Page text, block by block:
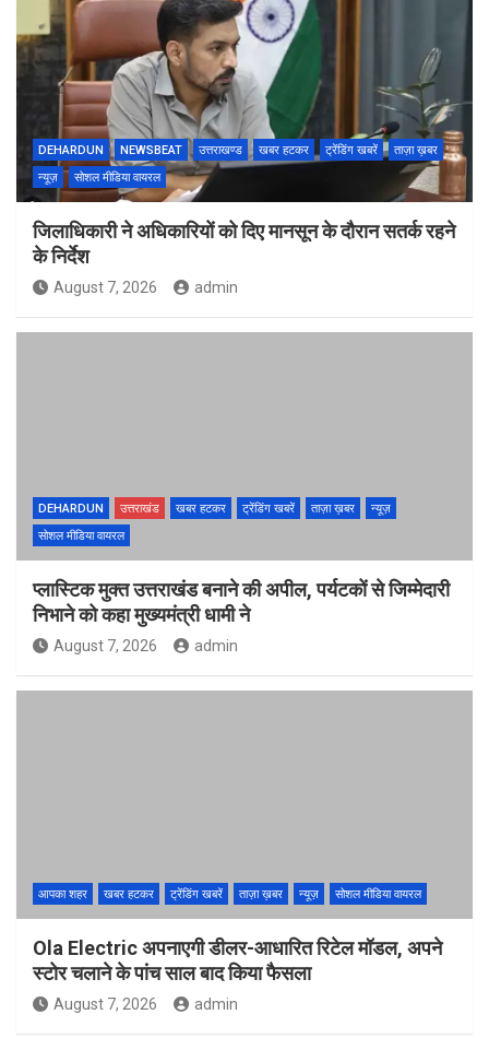
DEHARDUN NEWSBEAT उत्तराखण्ड खबर हटकर ट्रेंडिंग खबरें
ताज़ा ख़बर
न्यूज़
सोशल मीडिया वायरल
जिलाधिकारी ने अधिकारियों को दिए मानसून के दौरान सतर्क रहने
के निर्देश
August 7, 2026 admin
DEHARDUN उत्तराखंड खबर हटकर ट्रेंडिंग खबरें ताज़ा ख़बर
न्यूज़
सोशल मीडिया वायरल
प्लास्टिक मुक्त उत्तराखंड बनाने की अपील, पर्यटकों से जिम्मेदारी
निभाने को कहा मुख्यमंत्री धामी ने
August 7, 2026 admin
आपका शहर खबर हटकर ट्रेंडिंग खबरें ताज़ा ख़बर न्यूज़ सोशल मीडिया वायरल
Ola Electric अपनाएगी डीलर-आधारित रिटेल मॉडल, अपने
स्टोर चलाने के पांच साल बाद किया फैसला
August 7, 2026 admin